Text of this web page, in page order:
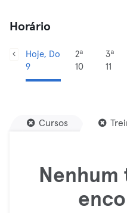
Horário
Hoje, Do
9
2ª
10
3ª
11
Cursos